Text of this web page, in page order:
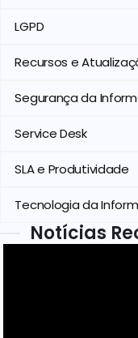
LGPD
Recursos e
Segurança da
Service Desk
SLA e Produtividade
Tecnologia da
Notícias